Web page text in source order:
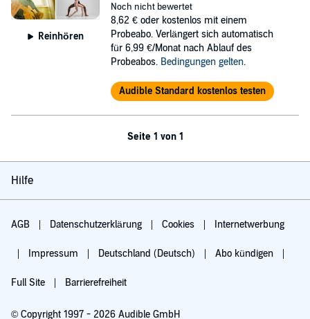
Reinhören
Noch nicht bewertet
8,62 € oder kostenlos mit einem
Probeabo. Verlängert sich automatisch
für 6,99 €/Monat nach Ablauf des
Probeabos. Bedingungen gelten.
Audible Standard kostenlos testen
Seite 1 von 1
Hilfe
AGB Datenschutzerklärung Cookies Internetwerbung
Impressum Deutschland (Deutsch) Abo kündigen
Full Site Barrierefreiheit
© Copyright 1997 - 2026 Audible GmbH